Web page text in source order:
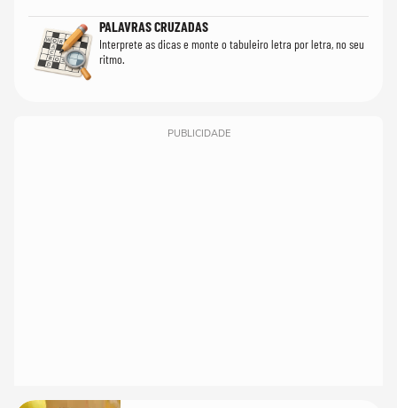
PALAVRAS CRUZADAS
Interprete as dicas e monte o tabuleiro letra por letra, no seu
ritmo.
PUBLICIDADE